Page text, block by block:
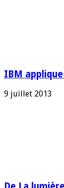
IBM
9 juillet 2013